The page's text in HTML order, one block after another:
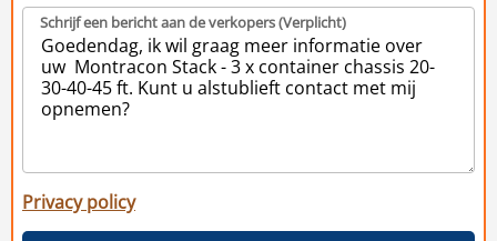
Schrijf een bericht aan de verkopers (Verplicht)
Privacy policy